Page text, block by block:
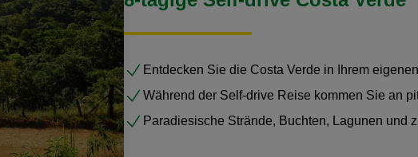
Entdecken Sie die Costa Verde in Ihrem
Während der Self-drive Reise kommen Sie an
Paradiesische Strände, Buchten, Lagunen und